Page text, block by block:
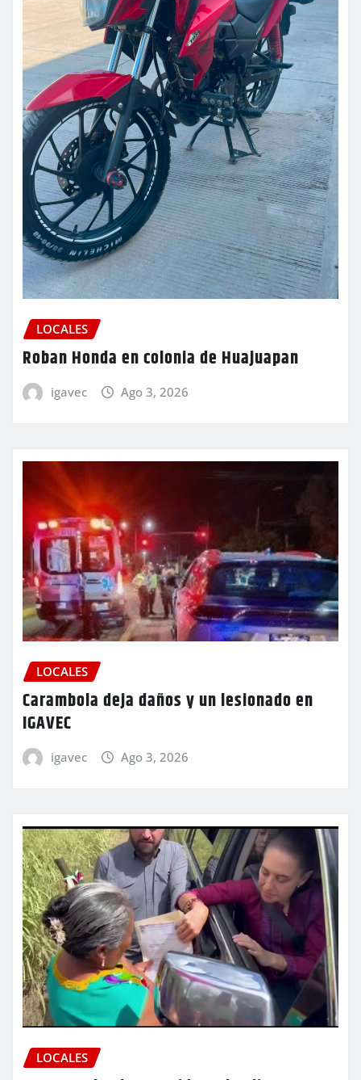
LOCALES
Roban Honda en colonia de Huajuapan
igavec Ago 3, 2026
LOCALES
Carambola deja daños y un lesionado en
IGAVEC
igavec Ago 3, 2026
LOCALES